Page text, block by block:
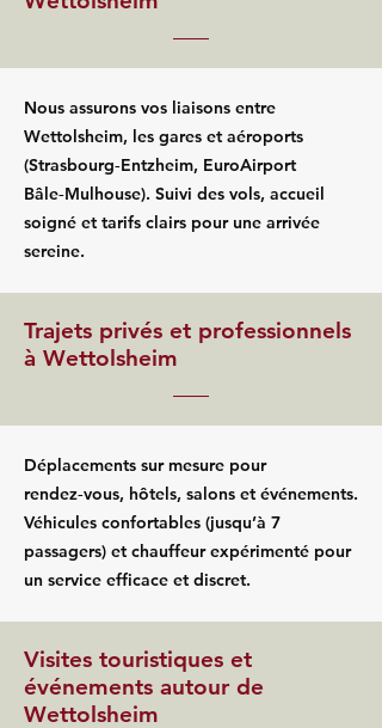
Nous assurons vos liaisons entre
Wettolsheim, les gares et aéroports
(Strasbourg‑Entzheim, EuroAirport
Bâle‑Mulhouse). Suivi des vols, accueil
soigné et tarifs clairs pour une arrivée
sereine.
Trajets privés et professionnels
à Wettolsheim
Déplacements sur mesure pour
rendez‑vous, hôtels, salons et événements.
Véhicules confortables (jusqu’à 7
passagers) et chauffeur expérimenté pour
un service efficace et discret.
Visites touristiques et
événements autour de
Wettolsheim